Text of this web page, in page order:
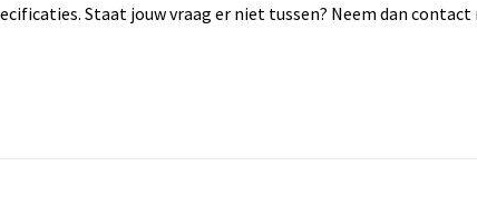
Staat jouw vraag er niet tussen? Neem dan contact